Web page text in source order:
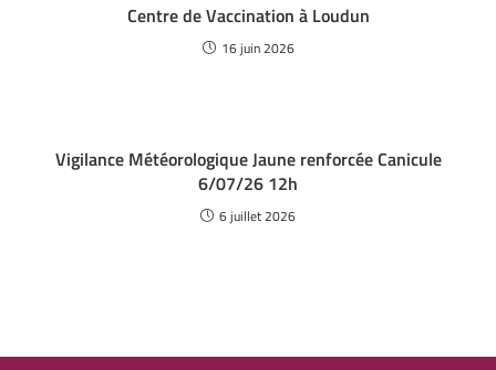
Centre de Vaccination à Loudun
16 juin 2026
Vigilance Météorologique Jaune renforcée Canicule
6/07/26 12h
6 juillet 2026